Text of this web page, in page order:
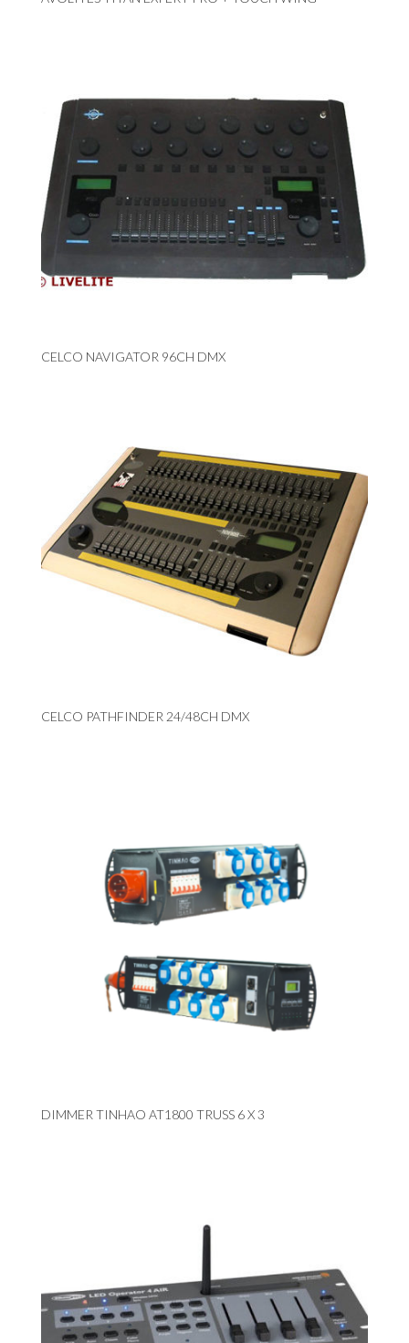
CELCO NAVIGATOR 96CH DMX
CELCO PATHFINDER 24/48CH DMX
DIMMER TINHAO AT1800 TRUSS 6 X 3